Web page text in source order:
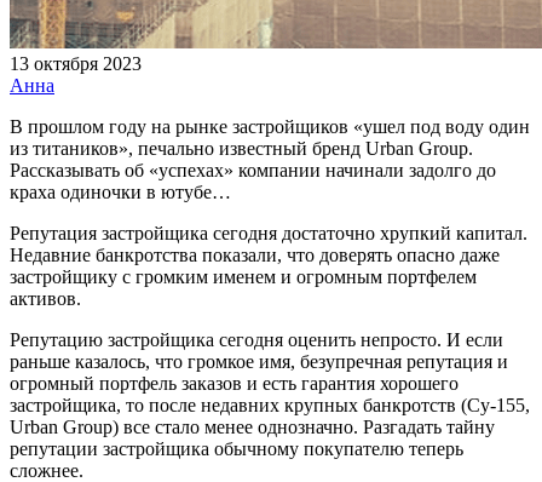
13 октября 2023
Анна
В прошлом году на рынке застройщиков «ушел под воду один
из титаников», печально известный бренд Urban Group.
Рассказывать об «успехах» компании начинали задолго до
краха одиночки в ютубе…
Репутация застройщика сегодня достаточно хрупкий капитал.
Недавние банкротства показали, что доверять опасно даже
застройщику с громким именем и огромным портфелем
активов.
Репутацию застройщика сегодня оценить непросто. И если
раньше казалось, что громкое имя, безупречная репутация и
огромный портфель заказов и есть гарантия хорошего
застройщика, то после недавних крупных банкротств (Су-155,
Urban Group) все стало менее однозначно. Разгадать тайну
репутации застройщика обычному покупателю теперь
сложнее.